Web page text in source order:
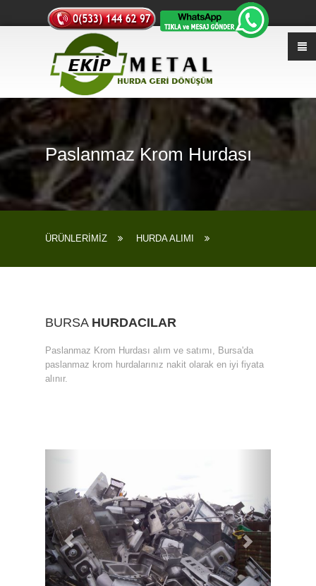
Paslanmaz Krom Hurdası
ÜRÜNLERİMİZ HURDA ALIMI
BURSA HURDACILAR
Paslanmaz Krom Hurdası alım ve satımı, Bursa'da
paslanmaz krom hurdalarınız nakit olarak en iyi fiyata
alınır.